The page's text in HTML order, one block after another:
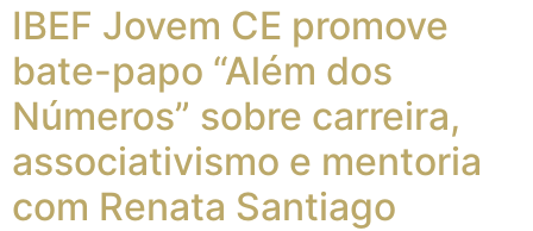
IBEF Jovem CE promove
bate-papo “Além dos
Números” sobre carreira,
associativismo e mentoria
com Renata Santiago